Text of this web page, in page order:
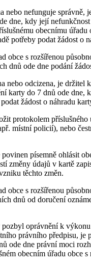
nebo nefunguje správně,
dne, kdy její
obecnímu úřadu
potřeby podat žádost o
obce s rozšířenou
dnů ode dne podání
nebo odcizena, je držitel
karty do 7 dnů ode dne,
žádost o náhradu
protokolem příslušného
místní policií), nebo
písemně ohlásit
změny údajů v kartě
těchto změn.
obce s rozšířenou
dnů od doručení
pozbyl oprávnění k
právního předpisu, je
ode dne právní moci
obecním úřadu obce s